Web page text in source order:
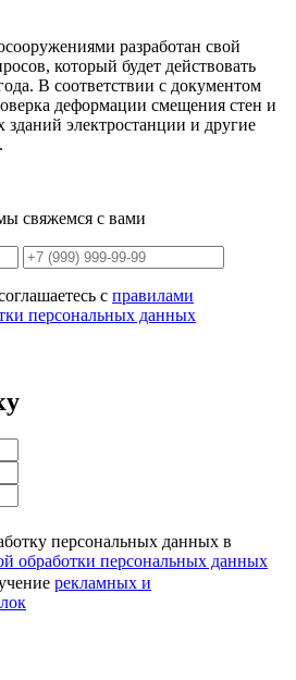
разработан свой
который будет действовать
В соответствии с документом
деформации смещения стен и
электростанции и другие
свяжемся с вами
с правилами
персональных данных
персональных данных в
обработки персональных данных
рекламных и